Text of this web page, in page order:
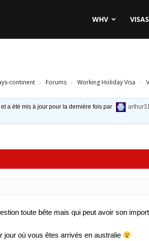
WHV VISAS
continent › Forums › Working Holiday Visa ›
a été mis à jour pour la dernière fois par
toute bête mais qui peut avoir son
jour où vous êtes arrivés en australie